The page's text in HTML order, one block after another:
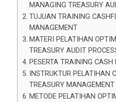
MANAGING TREASURY
TUJUAN TRAINING
MANAGEMENT
MATERI PELATIHAN
TREASURY AUDIT
PESERTA TRAINING
INSTRUKTUR PELATIHAN
TREASURY
METODE PELATIHAN